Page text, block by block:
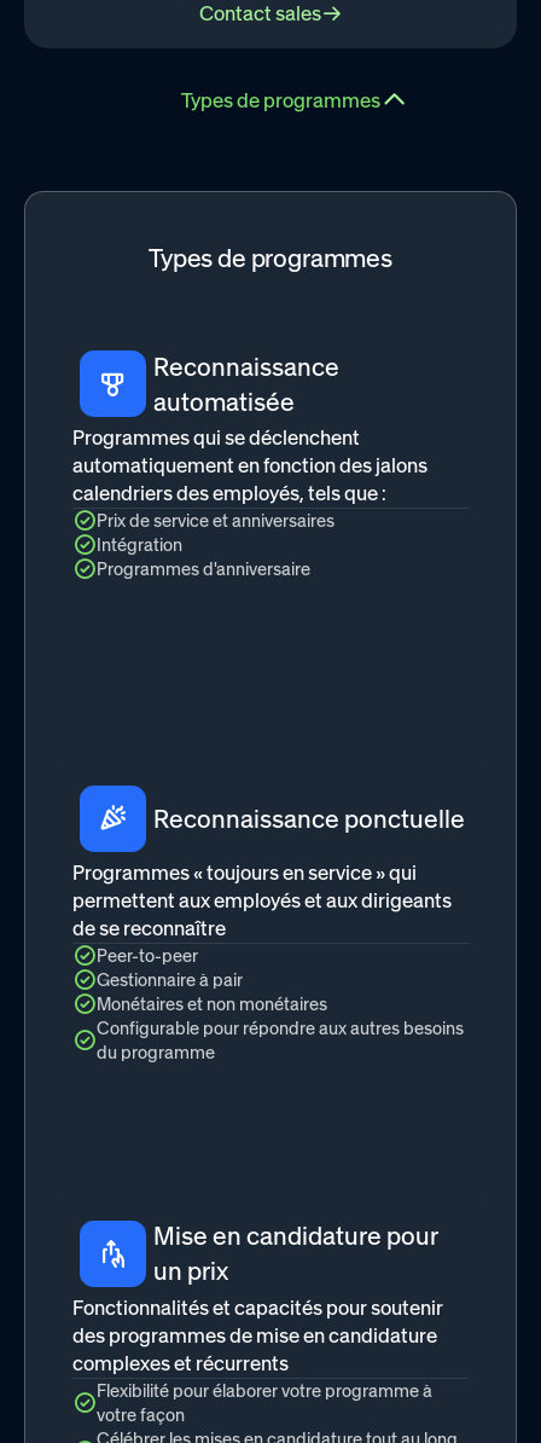
Contact sales
Types de programmes
Types de programmes
Reconnaissance
automatisée
Programmes qui se déclenchent
automatiquement en fonction des jalons
calendriers des employés, tels que :
Prix de service et anniversaires
Intégration
Programmes d'anniversaire
Reconnaissance ponctuelle
Programmes « toujours en service » qui
permettent aux employés et aux dirigeants
de se reconnaître
Peer-to-peer
Gestionnaire à pair
Monétaires et non monétaires
Configurable pour répondre aux autres besoins
du programme
Mise en candidature pour
un prix
Fonctionnalités et capacités pour soutenir
des programmes de mise en candidature
complexes et récurrents
Flexibilité pour élaborer votre programme à
votre façon